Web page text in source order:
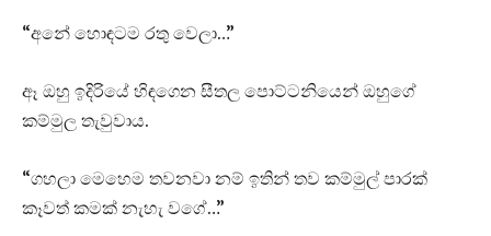
“අනේ හොඳටම රතු වෙලා…”
ඈ ඔහු ඉදිරියේ හිඳගෙන සීතල පොට්ටනියෙන් ඔහුගේ
කම්මුල තැවුවාය.
“ගහලා මෙහෙම තවනවා නම් ඉතින් තව කම්මුල් පාරක්
කෑවත් කමක් නැහැ වගේ…”